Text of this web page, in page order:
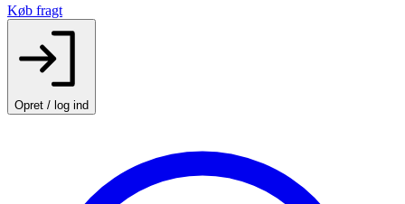
Køb fragt
Opret / log ind